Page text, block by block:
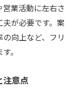
ンスの魅力
る理由と実例
夫とは
業活動に左右さ
が必要です。案
向上など、フリ
。
注意点